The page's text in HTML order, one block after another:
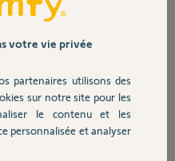
peut m'expliquer
prendre la cote A avec ce
votre vie privée
partenaires utilisons des
sur notre site pour les
le contenu et les
personnalisée et analyser